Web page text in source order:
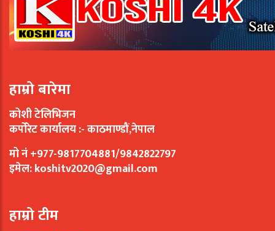
हाम्रो बारेमा
कोशी टेलिभिजन
कर्पोरेट कार्यालय :- काठमाण्डौं,नेपाल
मो नं +977-9817704881/9842822797
इमेल:koshitv2020@gmail.com
हाम्रो टीम